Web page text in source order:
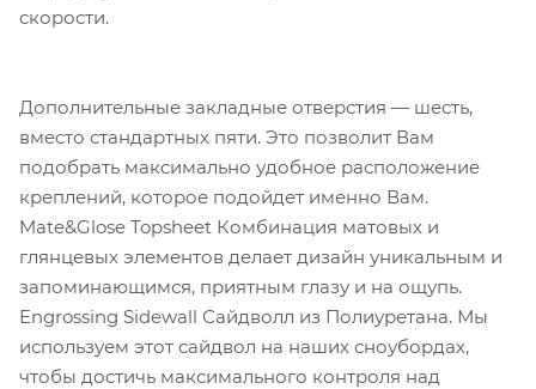
скорости.
Дополнительные закладные отверстия — шесть‚
вместо стандартных пяти. Это позволит Вам
подобрать максимально удобное расположение
креплений, которое подойдет именно Вам.
Mate&Glose Topsheet Комбинация матовых и
глянцевых элементов делает дизайн уникальным и
запоминающимся, приятным глазу и на ощупь.
Engrossing Sidewall Сайдволл из Полиуретана. Мы
используем этот сайдвол на наших сноубордах,
чтобы достичь максимального контроля над